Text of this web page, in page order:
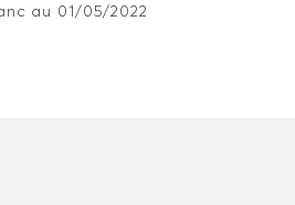
au 01/05/2022